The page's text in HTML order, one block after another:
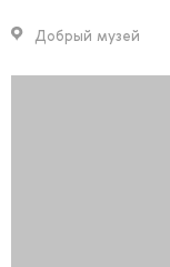
Добрый музей